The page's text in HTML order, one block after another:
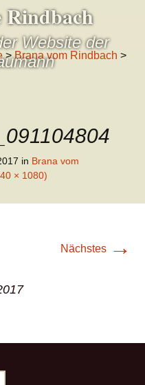
Website dernach:
>Brana vom Rindbach >
in Brana vom
× 1080)
Nächstes →